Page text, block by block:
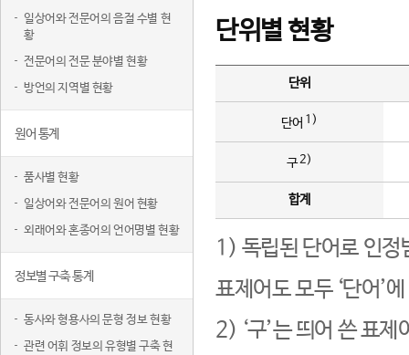
일상어와 전문어의 음절 수별 현
황
전문어의 전문 분야별 현황
방언의 지역별 현황
원어 통계
품사별 현황
일상어와 전문어의 원어 현황
외래어와 혼종어의 언어명별 현황
정보별 구축 통계
동사와 형용사의 문형 정보 현황
관련 어휘 정보의 유형별 구축 현
단위별 현황
단위
단어 1)
구2)
합계
1) 독립된 단어로 인정
표제어도 모두 ‘단어’
2) ‘구’는 띄어 쓴 표